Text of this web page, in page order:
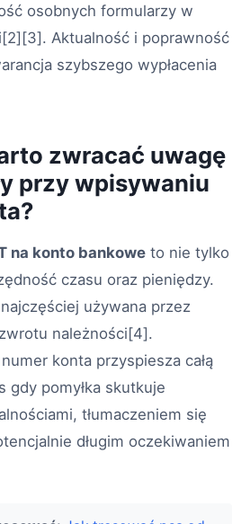
osobnych formularzy w
Aktualność i poprawność
szybszego wypłacenia
zwracać uwagę
przy wpisywaniu
na konto bankowe to nie tylko
czasu oraz pieniędzy.
używana przez
należności[4].
konta przyspiesza całą
gdy pomyłka skutkuje
tłumaczeniem się
długim oczekiwaniem